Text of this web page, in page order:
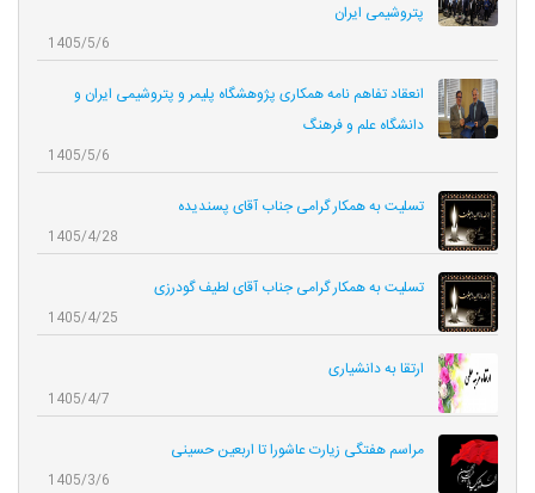
پتروشیمی ایران
1405/5/6
انعقاد تفاهم نامه همکاری‌ پژوهشگاه پلیمر و پتروشیمی ایران و
دانشگاه علم و فرهنگ
1405/5/6
تسلیت به همکار گرامی جناب آقای پسندیده
1405/4/28
تسلیت به همکار گرامی جناب آقای لطیف گودرزی
1405/4/25
ارتقا به دانشیاری
1405/4/7
مراسم هفتگی زیارت عاشورا تا اربعین حسینی
1405/3/6